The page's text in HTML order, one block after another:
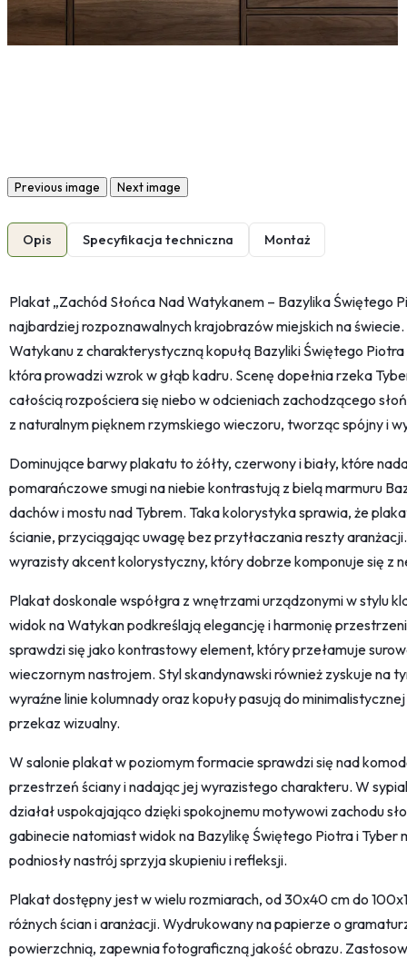
Previous image Next image
Opis Specyfikacja techniczna Montaż
Plakat „Zachód Słońca Nad Watykanem – Bazylika Świętego
najbardziej rozpoznawalnych krajobrazów miejskich na
Watykanu z charakterystyczną kopułą Bazyliki Świętego
która prowadzi wzrok w głąb kadru. Scenę dopełnia rzeka
całością rozpościera się niebo w odcieniach zachodzącego
z naturalnym pięknem rzymskiego wieczoru, tworząc spójny i
Dominujące barwy plakatu to żółty, czerwony i biały, które
pomarańczowe smugi na niebie kontrastują z bielą marmuru
dachów i mostu nad Tybrem. Taka kolorystyka sprawia, że
ścianie, przyciągając uwagę bez przytłaczania reszty
wyrazisty akcent kolorystyczny, który dobrze komponuje się z
Plakat doskonale współgra z wnętrzami urządzonymi w stylu
widok na Watykan podkreślają elegancję i harmonię
sprawdzi się jako kontrastowy element, który przełamuje
wieczornym nastrojem. Styl skandynawski również zyskuje na
wyraźne linie kolumnady oraz kopuły pasują do
przekaz wizualny.
W salonie plakat w poziomym formacie sprawdzi się nad
przestrzeń ściany i nadając jej wyrazistego charakteru. W
działał uspokajająco dzięki spokojnemu motywowi zachodu
gabinecie natomiast widok na Bazylikę Świętego Piotra i Tyber
podniosły nastrój sprzyja skupieniu i refleksji.
Plakat dostępny jest w wielu rozmiarach, od 30x40 cm do
różnych ścian i aranżacji. Wydrukowany na papierze o
powierzchnią, zapewnia fotograficzną jakość obrazu.